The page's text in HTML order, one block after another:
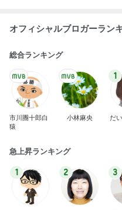
オフィシャルブロガーラン
総合ランキング
市川團十郎白
猿
小林麻央
1
だ
急上昇ランキング
1 2 3